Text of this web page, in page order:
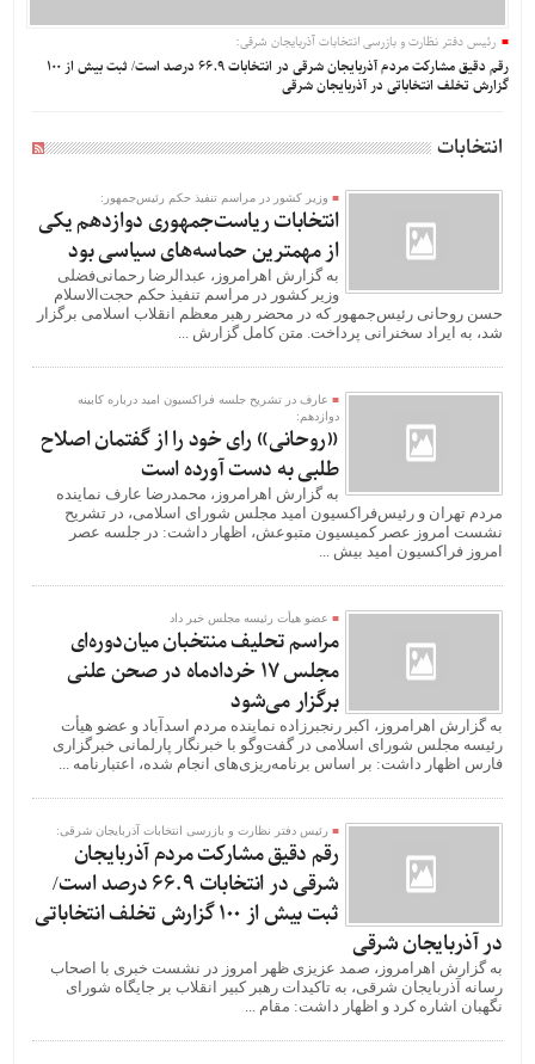
رئیس دفتر نظارت و بازرسی انتخابات آذربایجان شرقی:
رقم دقیق مشارکت مردم آذربایجان شرقی در انتخابات ۶۶.۹ درصد است/ ثبت بیش از 100
گزارش تخلف انتخاباتی در آذربایجان شرقی
انتخابات
وزیر کشور در مراسم تنفیذ حکم رئیس‌جمهور:
انتخابات ریاست‌جمهوری دوازدهم یکی
از مهمترین حماسه‌های سیاسی بود
به گزارش اهرامروز، عبدالرضا رحمانی‌فضلی
وزیر کشور در مراسم تنفیذ حکم حجت‌الاسلام
حسن روحانی رئیس‌جمهور که در محضر رهبر معظم انقلاب اسلامی برگزار
شد، به ایراد سخنرانی پرداخت. متن کامل گزارش ...
عارف در تشریح جلسه فراکسیون امید درباره کابینه
دوازدهم:
«روحانی» رای خود را از گفتمان اصلاح
طلبی به دست آورده است
به گزارش اهرامروز، محمدرضا عارف نماینده
مردم تهران و رئیس‌فراکسیون امید مجلس شورای اسلامی، در تشریح
نشست امروز عصر کمیسیون متبوعش،‌ اظهار داشت: در جلسه عصر
امروز فراکسیون امید بیش ...
عضو هیأت رئیسه مجلس خبر داد
مراسم تحلیف منتخبان میان‌دوره‌ای
مجلس 17 خردادماه در صحن علنی
برگزار می‌شود
به گزارش اهرامروز، اکبر رنجبرزاده نماینده مردم اسدآباد و عضو هیأت
رئیسه مجلس شورای اسلامی در گفت‌وگو با خبرنگار پارلمانی خبرگزاری
فارس اظهار داشت: بر اساس برنامه‌ریزی‌‌های انجام شده، اعتبارنامه ...
رئیس دفتر نظارت و بازرسی انتخابات آذربایجان شرقی:
رقم دقیق مشارکت مردم آذربایجان
شرقی در انتخابات ۶۶.۹ درصد است/
ثبت بیش از 100 گزارش تخلف انتخاباتی
در آذربایجان شرقی
به گزارش اهرامروز، صمد عزیزی ظهر امروز در نشست خبری با اصحاب
رسانه آذربایجان شرقی، به تاکیدات رهبر کبیر انقلاب بر جایگاه شورای
نگهبان اشاره کرد و اظهار داشت: مقام ...